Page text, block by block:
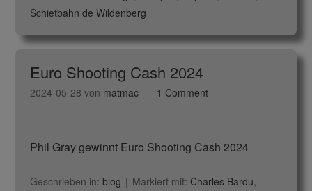
Schietbahn de Wildenberg
Euro Shooting Cash 2024
2024-05-28 von matmac 1 Comment
Phil Gray gewinnt Euro Shooting Cash 2024
Geschrieben in: blog Markiert mit: Charles Bardu,